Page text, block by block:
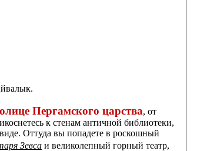
Пергамского царства, от
к сте­нам античной библиотеки,
Оттуда вы попадете в роскошный
Зевса и великолепный горный театр,